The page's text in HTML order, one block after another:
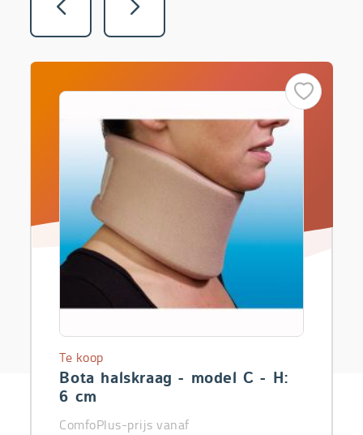
Bota halskraag - model C - H:
6 cm
Te koop
ComfoPlus-prijs vanaf